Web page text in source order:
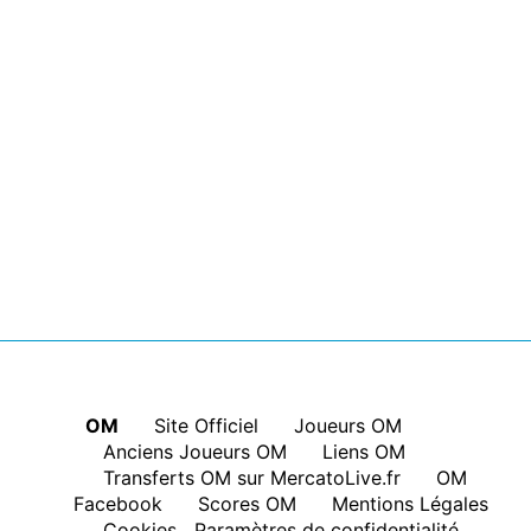
OM Site Officiel
Joueurs OM
Anciens Joueurs OM
Liens OM
Transferts OM sur MercatoLive.fr
OM
Facebook
Scores OM
Mentions Légales